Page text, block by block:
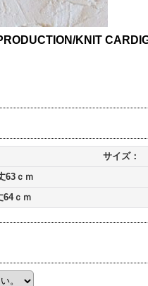
KNIT
サイズ：
63ｃｍ
64ｃｍ